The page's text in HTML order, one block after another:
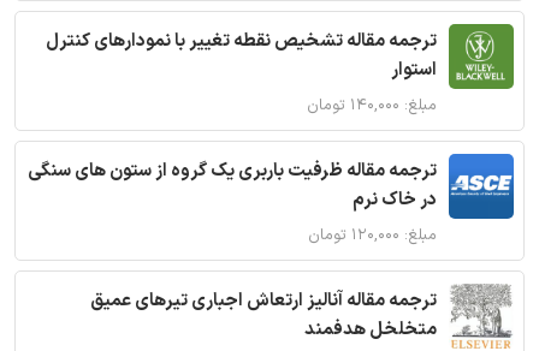
ترجمه مقاله تشخیص نقطه تغییر با نمودارهای کنترل
استوار
مبلغ: ۱۴۰,۰۰۰ تومان
ترجمه مقاله ظرفیت باربری یک گروه از ستون های سنگی
در خاک نرم
مبلغ: ۱۲۰,۰۰۰ تومان
ترجمه مقاله آنالیز ارتعاش اجباری تیرهای عمیق
متخلخل هدفمند